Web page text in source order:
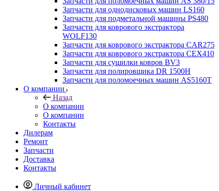
Запчасти для однодисковых машин LS160
Запчасти для подметальной машины PS480
Запчасти для коврового экстрактора
WOLF130
Запчасти для коврового экстрактора CAR275
Запчасти для коврового экстрактора CEX410
Запчасти для сушилки ковров BV3
Запчасти для полировщика DR 1500H
Запчасти для поломоечных машин AS5160T
О компании
Назад
О компании
О компании
Контакты
Дилерам
Ремонт
Запчасти
Доставка
Контакты
Личный кабинет